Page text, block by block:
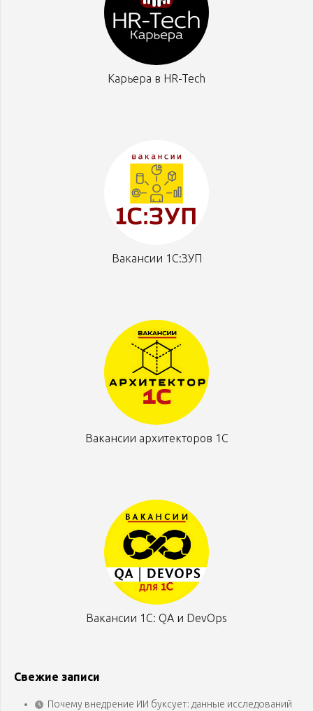
Карьера в HR-Tech
Вакансии 1С:ЗУП
Вакансии архитекторов 1С
Вакансии 1С: QA и DevOps
Свежие записи
Почему внедрение ИИ буксует: данные исследований